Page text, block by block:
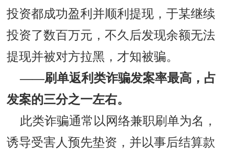
投资都成功盈利并顺利提现，于某继续
投资了数百万元，不久后发现余额无法
提现并被对方拉黑，才知被骗。
——刷单返利类诈骗发案率最高，占
发案的三分之一左右。
此类诈骗通常以网络兼职刷单为名，
诱导受害人预先垫资，并以事后结算款